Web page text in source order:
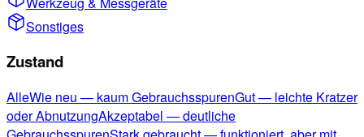
Sonstiges
Zustand
AlleWie neu — kaum GebrauchsspurenGut — leichte Kratzer
oder AbnutzungAkzeptabel — deutliche